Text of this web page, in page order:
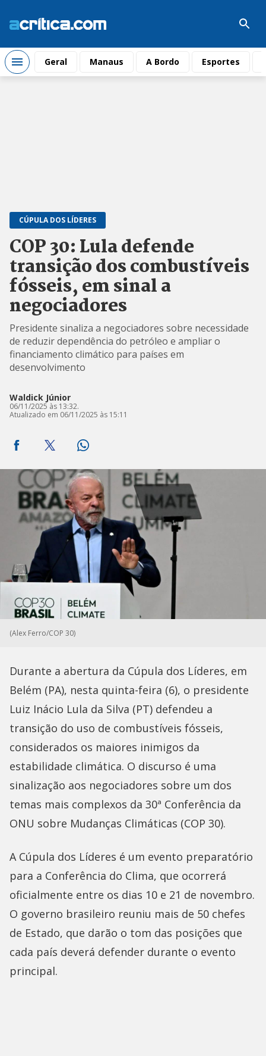
Geral Manaus A Bordo Esportes
CÚPULA DOS LÍDERES
COP 30: Lula defende
transição dos combustíveis
fósseis, em sinal a
negociadores
Presidente sinaliza a negociadores sobre necessidade
de reduzir dependência do petróleo e ampliar o
financiamento climático para países em
desenvolvimento
Waldick Júnior
06/11/2025 às 13:32.
Atualizado em 06/11/2025 às 15:11
(Alex Ferro/COP 30)
Durante a abertura da Cúpula dos Líderes, em
Belém (PA), nesta quinta-feira (6), o presidente
Luiz Inácio Lula da Silva (PT) defendeu a
transição do uso de combustíveis fósseis,
considerados os maiores inimigos da
estabilidade climática. O discurso é uma
sinalização aos negociadores sobre um dos
temas mais complexos da 30ª Conferência da
ONU sobre Mudanças Climáticas (COP 30).
A Cúpula dos Líderes é um evento preparatório
para a Conferência do Clima, que ocorrerá
oficialmente entre os dias 10 e 21 de novembro.
O governo brasileiro reuniu mais de 50 chefes
de Estado, que darão o tom das posições que
cada país deverá defender durante o evento
principal.